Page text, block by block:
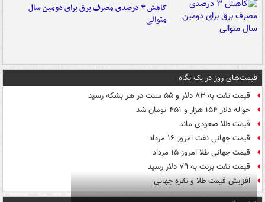
کاهش ۳ درصدی مصرف برق برای دومین سال
متوالی
قیمت‌های روز در یک نگاه
قیمت نفت به ۸۳ دلار و ۵۵ سنت در هر بشکه رسید
حواله دلار ۱۵۴ هزار و ۴۵۱ تومان شد
قیمت طلا صعودی ماند
قیمت جهانی نفت امروز ۱۶ مرداد
قیمت جهانی طلا امروز ۱۵ مرداد
قیمت نفت برنت به ۷۹ دلار رسید
افزایش قیمت طلا و نقره جهانی